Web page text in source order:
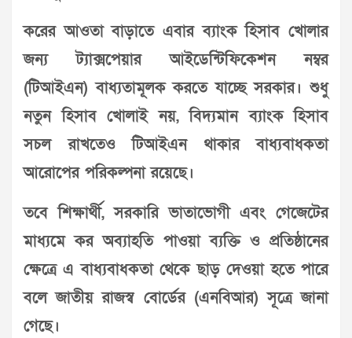
করের আওতা বাড়াতে এবার ব্যাংক হিসাব খোলার
জন্য ট্যাক্সপেয়ার আইডেন্টিফিকেশন নম্বর
(টিআইএন) বাধ্যতামূলক করতে যাচ্ছে সরকার। শুধু
নতুন হিসাব খোলাই নয়, বিদ্যমান ব্যাংক হিসাব
সচল রাখতেও টিআইএন থাকার বাধ্যবাধকতা
আরোপের পরিকল্পনা রয়েছে।
তবে শিক্ষার্থী, সরকারি ভাতাভোগী এবং গেজেটের
মাধ্যমে কর অব্যাহতি পাওয়া ব্যক্তি ও প্রতিষ্ঠানের
ক্ষেত্রে এ বাধ্যবাধকতা থেকে ছাড় দেওয়া হতে পারে
বলে জাতীয় রাজস্ব বোর্ডের (এনবিআর) সূত্রে জানা
গেছে।